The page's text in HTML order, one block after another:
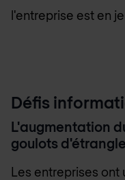
l'entreprise est en
Défis
L'augmentation
goulots
Les entreprises ont